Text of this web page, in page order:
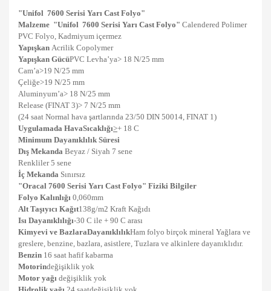
"Unifol 7600 Serisi Yarı Cast Folyo"
Malzeme "Unifol 7600 Serisi Yarı Cast Folyo" Calendered Polimer
PVC Folyo, Kadmiyum içermez
Yapışkan Acrilik Copolymer
Yapışkan GücüPVC Levha’ya> 18 N/25 mm
Cam’a>19 N/25 mm
Çeliğe>19 N/25 mm
Aluminyum’a> 18 N/25 mm
Release (FINAT 3)> 7 N/25 mm
(24 saat Normal hava şartlarında 23/50 DIN 50014, FINAT 1)
Uygulamada HavaSıcaklığı>+ 18 C
Minimum Dayanıklılık Süresi
Dış Mekanda Beyaz / Siyah 7 sene
Renkliler 5 sene
İç Mekanda Sınırsız
"Oracal 7600 Serisi Yarı Cast Folyo" Fiziki Bilgiler
Folyo Kalınlığı 0,060mm
Alt Taşıyıcı Kağıt138g/m2 Kraft Kağıdı
Isı Dayanıklılığı-30 C ile + 90 C arası
Kimyevi ve BazlaraDayanıklılıkHam folyo birçok mineral Yağlara ve
greslere, benzine, bazlara, asistlere, Tuzlara ve alkinlere dayanıklıdır.
Benzin 16 saat hafif kabarma
Motorindeğişiklik yok
Motor yağı değişiklik yok